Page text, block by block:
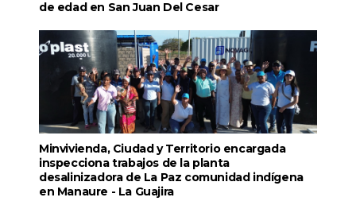
de edad en San Juan Del Cesar
Minvivienda, Ciudad y Territorio encargada
inspecciona trabajos de la planta
desalinizadora de La Paz comunidad indígena
en Manaure - La Guajira